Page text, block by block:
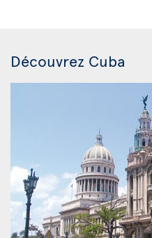
Découvrez Cuba